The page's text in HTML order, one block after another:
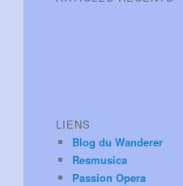
LIENS
Blog du Wanderer
Resmusica
Passion Opera